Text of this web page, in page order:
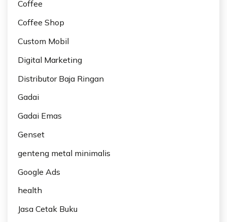
Coffee
Coffee Shop
Custom Mobil
Digital Marketing
Distributor Baja Ringan
Gadai
Gadai Emas
Genset
genteng metal minimalis
Google Ads
health
Jasa Cetak Buku